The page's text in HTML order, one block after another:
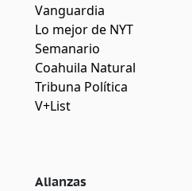
Vanguardia
Lo mejor de NYT
Semanario
Coahuila Natural
Tribuna Política
V+List
Alianzas